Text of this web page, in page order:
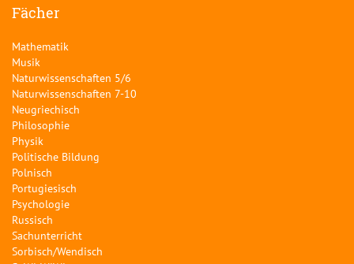
Fächer
Mathematik
Musik
Naturwissenschaften 5/6
Naturwissenschaften 7-10
Neugriechisch
Philosophie
Physik
Politische Bildung
Polnisch
Portugiesisch
Psychologie
Russisch
Sachunterricht
Sorbisch/Wendisch